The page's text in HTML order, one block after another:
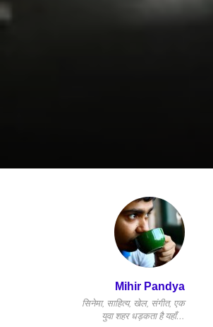
Mihir Pandya
सिनेमा, साहित्य, खेल, संगीत, एक
युवा शहर धड़कता है यहाँ…